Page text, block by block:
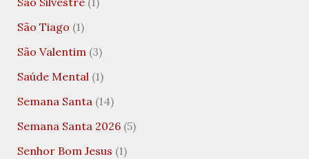
São Tiago (1)
São Valentim(3)
Saúde Mental(1)
Semana Santa(14)
Semana Santa 2026(5)
Senhor Bom Jesus (1)